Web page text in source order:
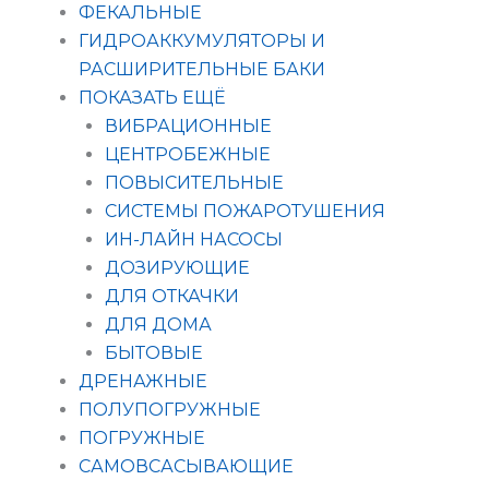
ФЕКАЛЬНЫЕ
ГИДРОАККУМУЛЯТОРЫ И
РАСШИРИТЕЛЬНЫЕ БАКИ
ПОКАЗАТЬ ЕЩЁ
ВИБРАЦИОННЫЕ
ЦЕНТРОБЕЖНЫЕ
ПОВЫСИТЕЛЬНЫЕ
СИСТЕМЫ ПОЖАРОТУШЕНИЯ
ИН-ЛАЙН НАСОСЫ
ДОЗИРУЮЩИЕ
ДЛЯ ОТКАЧКИ
ДЛЯ ДОМА
БЫТОВЫЕ
ДРЕНАЖНЫЕ
ПОЛУПОГРУЖНЫЕ
ПОГРУЖНЫЕ
САМОВСАСЫВАЮЩИЕ